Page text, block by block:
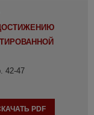
42-47
PDF